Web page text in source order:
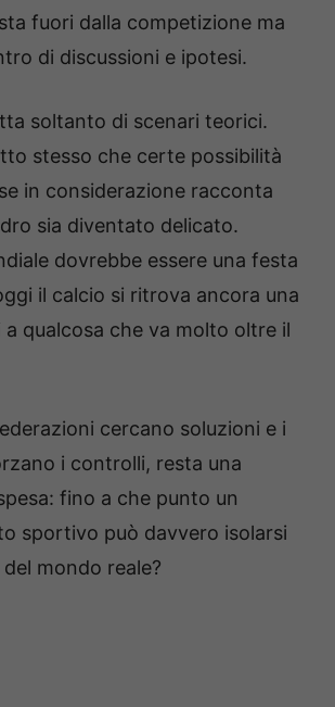
fuori dalla competizione ma
di discussioni e ipotesi.
soltanto di scenari teorici.
stesso che certe possibilità
in considerazione racconta
sia diventato delicato.
dovrebbe essere una festa
il calcio si ritrova ancora una
qualcosa che va molto oltre il
cercano soluzioni e i
i controlli, resta una
fino a che punto un
sportivo può davvero isolarsi
mondo reale?